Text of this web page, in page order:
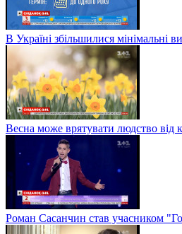
В Україні збільшилися мінімальні
Весна може врятувати людство від
Роман Сасанчин став учасником